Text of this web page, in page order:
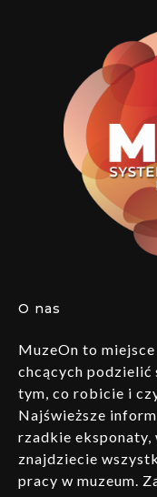
O nas
MuzeOn to
chcących podzielić
tym, co robicie i
Najświeższe
rzadkie eksponaty,
znajdziecie
pracy w muzeum.